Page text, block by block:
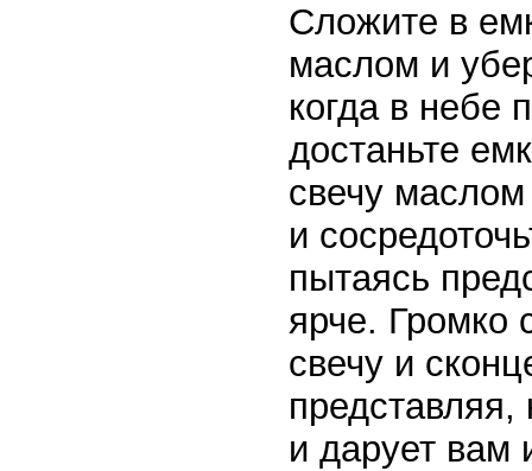
Сложите в
маслом и
когда в небе
достаньте
свечу
и
пытаясь
ярче. Громко
свечу и
представляя,
и дарует вам